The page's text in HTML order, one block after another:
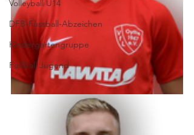
Volleyball U14
DFB-Fussball-Abzeichen
Kindergartengruppe
Fußball Jugend